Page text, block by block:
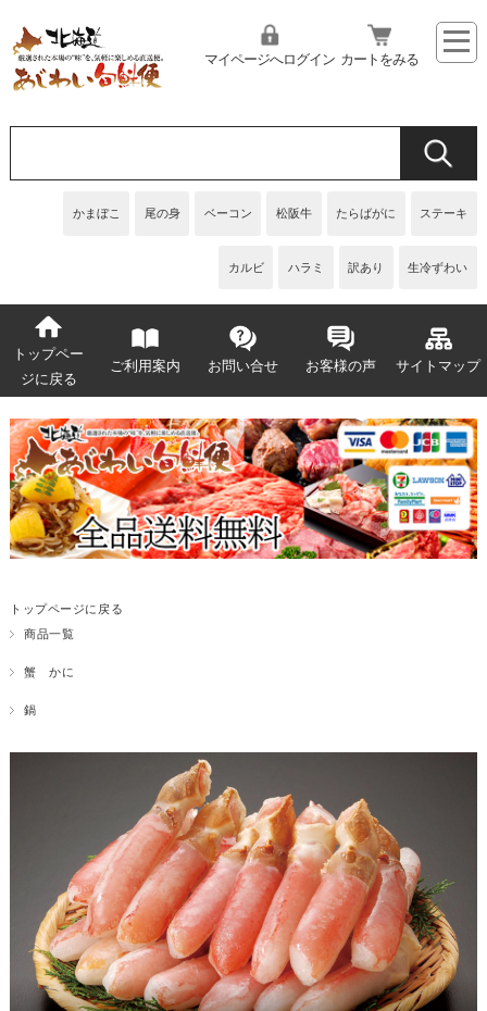
かまぼこ 尾の身 ベーコン 松阪牛 たらばがに ステーキ
カルビ ハラミ 訳あり 生冷ずわい
マイページへログイン カートをみる
トップペー
ジに戻る
ご利用案内 お問い合せ お客様の声 サイトマップ
トップページに戻る
商品一覧
蟹 かに
鍋